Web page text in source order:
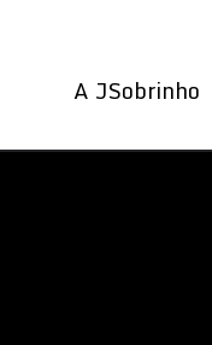
A JSobrinho